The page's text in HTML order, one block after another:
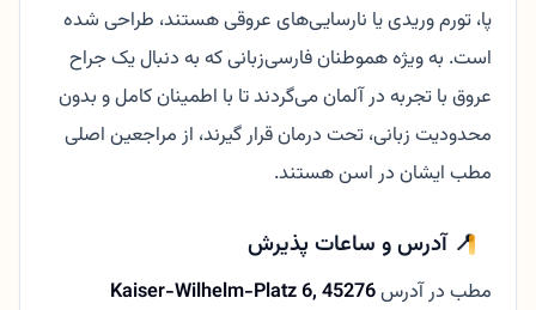
پا، تورم وریدی یا نارسایی‌های عروقی هستند، طراحی شده
است. به ویژه هموطنان فارسی‌زبانی که به دنبال یک جراح
عروق با تجربه در آلمان می‌گردند تا با اطمینان کامل و بدون
محدودیت زبانی، تحت درمان قرار گیرند، از مراجعین اصلی
مطب ایشان در اسن هستند.
📍 آدرس و ساعات پذیرش
مطب در آدرسKaiser-Wilhelm-Platz 6, 45276